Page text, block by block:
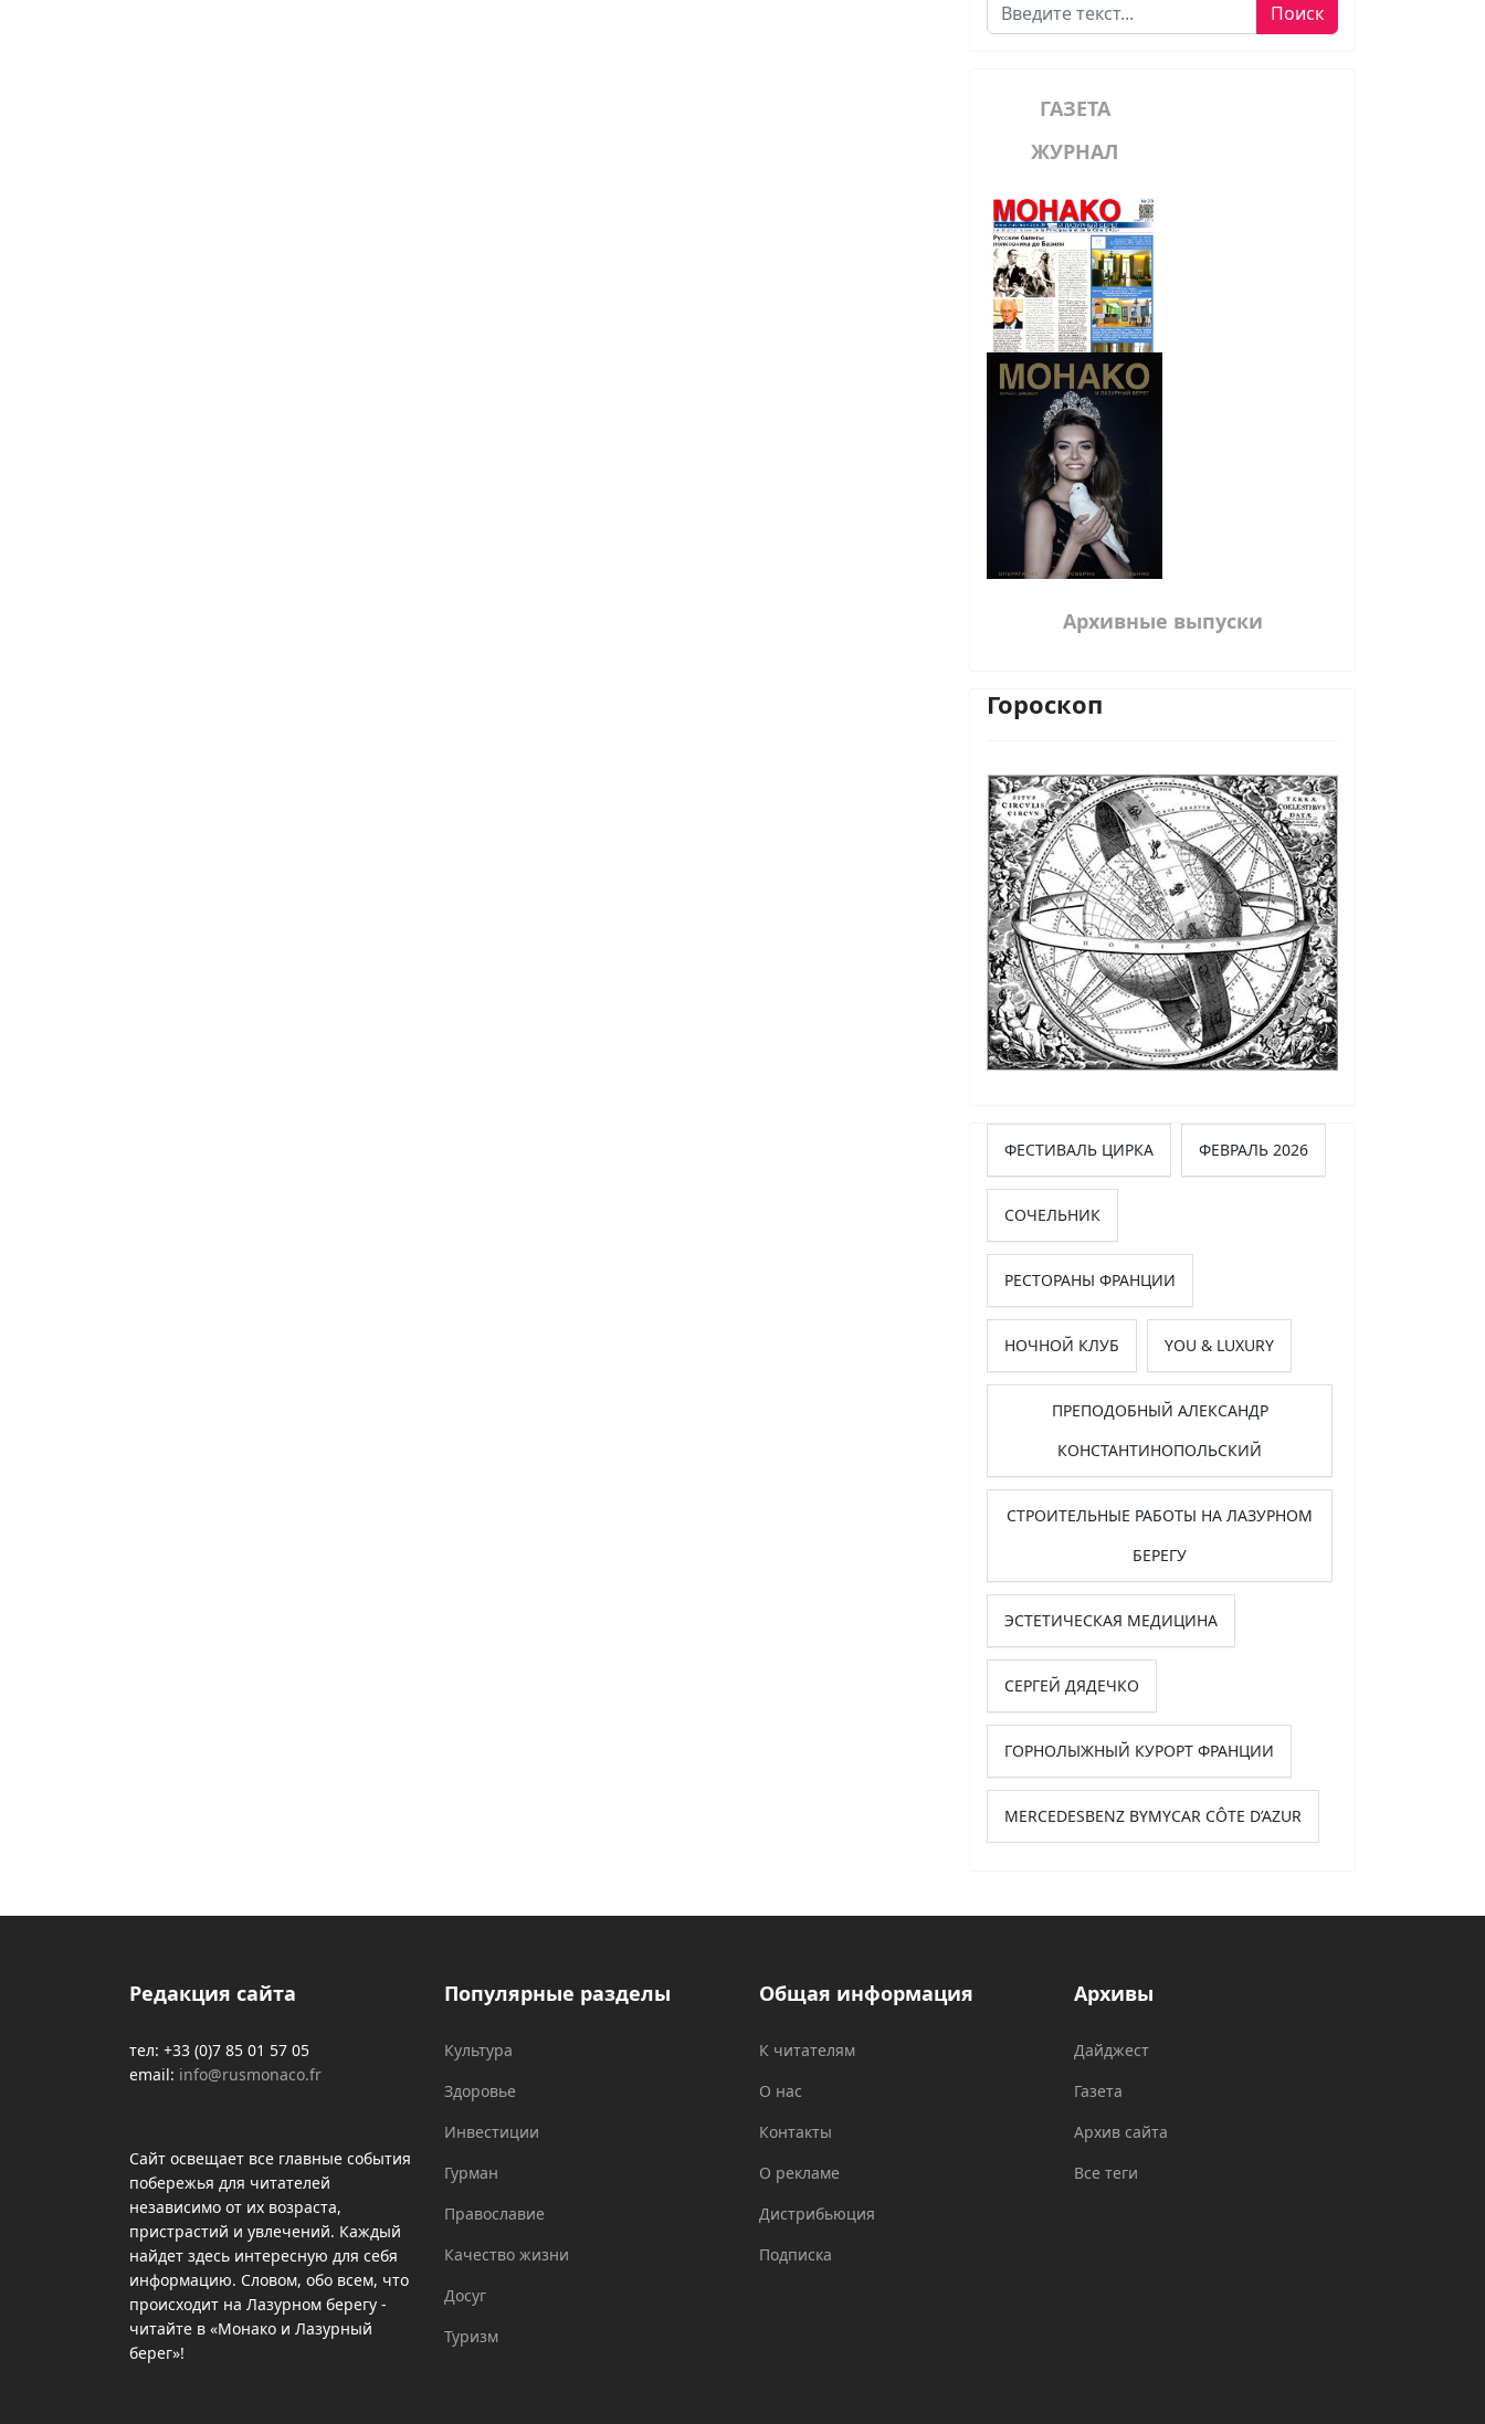
Поиск
ГАЗЕТА
ЖУРНАЛ
Архивные выпуски
Гороскоп
ФЕСТИВАЛЬ ЦИРКА ФЕВРАЛЬ 2026
СОЧЕЛЬНИК
РЕСТОРАНЫ ФРАНЦИИ
НОЧНОЙ КЛУБ YOU & LUXURY
ПРЕПОДОБНЫЙ АЛЕКСАНДР
КОНСТАНТИНОПОЛЬСКИЙ
СТРОИТЕЛЬНЫЕ РАБОТЫ НА ЛАЗУРНОМ
БЕРЕГУ
ЭСТЕТИЧЕСКАЯ МЕДИЦИНА
СЕРГЕЙ ДЯДЕЧКО
ГОРНОЛЫЖНЫЙ КУРОРТ ФРАНЦИИ
MERCEDESBENZ BYMYCAR CÔTE D’AZUR
Редакция сайта
тел: +33 (0)7 85 01 57 05
email: info@rusmonaco.fr
Сайт освещает все главные события
побережья для читателей
независимо от их возраста,
пристрастий и увлечений. Каждый
найдет здесь интересную для себя
информацию. Словом, обо всем, что
происходит на Лазурном берегу -
читайте в «Монако и Лазурный
берег»!
Популярные разделы
Культура
Здоровье
Инвестиции
Гурман
Православие
Качество жизни
Досуг
Туризм
Общая информация
К читателям
О нас
Контакты
О рекламе
Дистрибьюция
Подписка
Архивы
Дайджест
Газета
Архив сайта
Все теги